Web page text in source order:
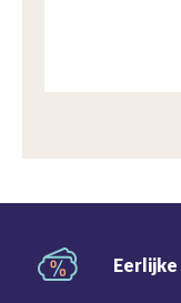
Eerlijke